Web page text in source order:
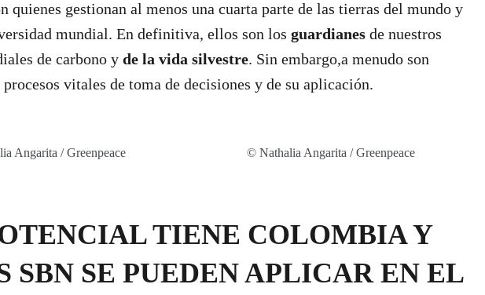
quienes gestionan al menos una cuarta parte de las tierras del mundo y
mundial. En definitiva, ellos son los guardianes de nuestros
de carbono y de la vida silvestre. Sin embargo,a menudo son
vitales de toma de decisiones y de su aplicación.
Angarita / Greenpeace © Nathalia Angarita / Greenpeace
TIENE COLOMBIA Y
SBN SE PUEDEN APLICAR EN EL